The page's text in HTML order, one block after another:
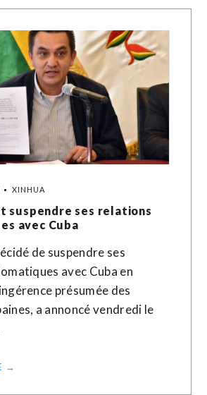
XINHUA
suspendre ses relations
avec Cuba
de suspendre ses
avec Cuba en
présumée des
a annoncé vendredi le
→